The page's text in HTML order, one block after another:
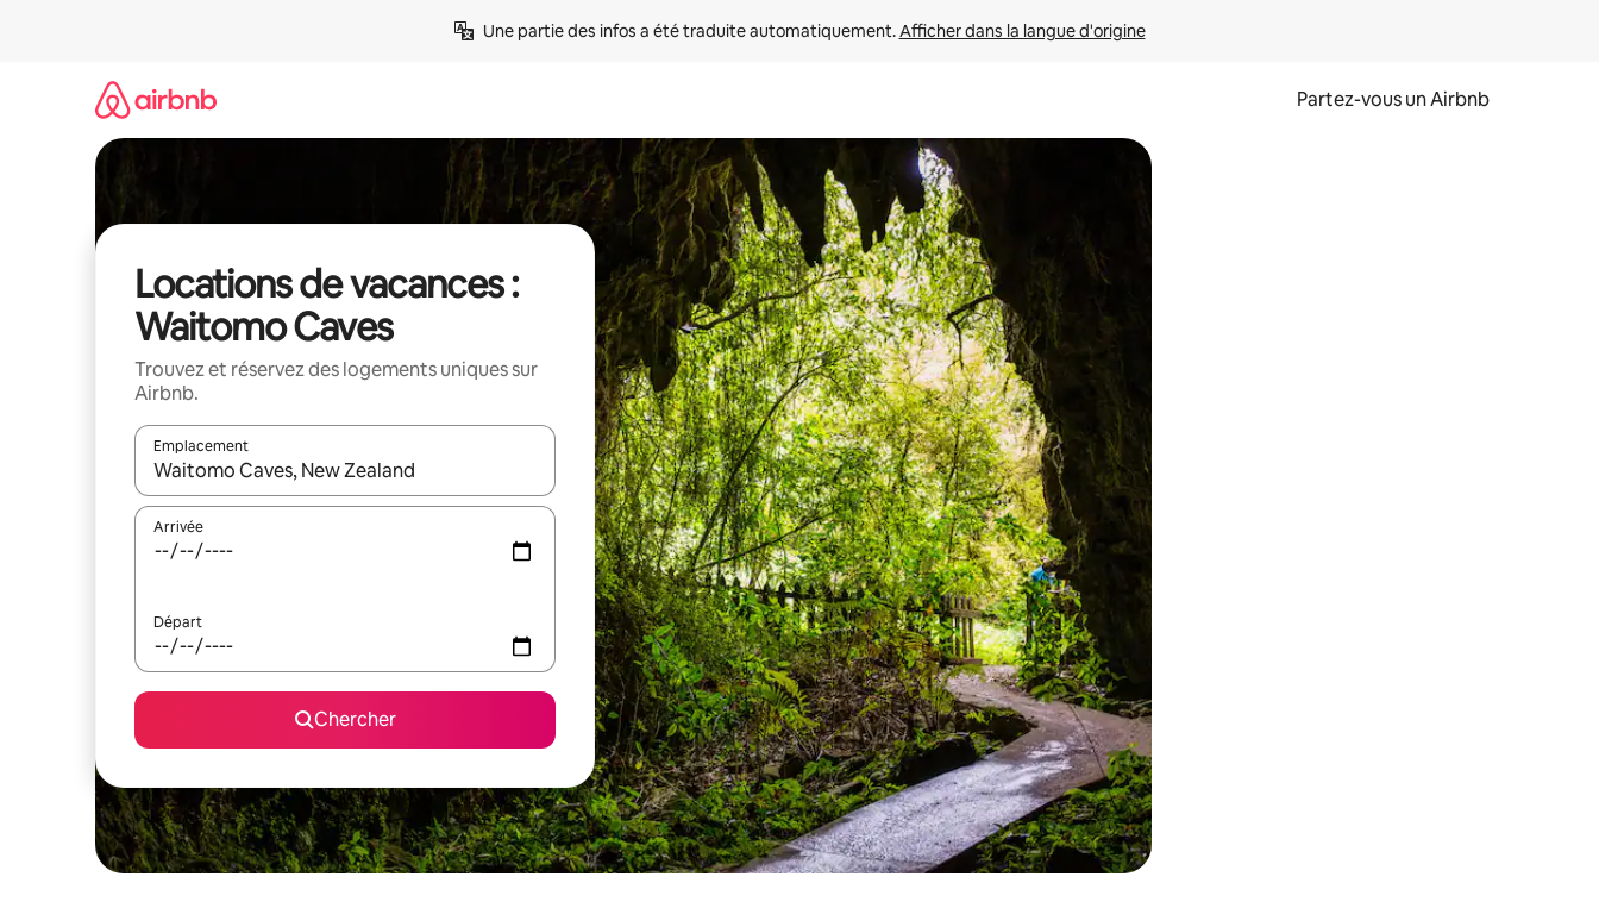
Une partie des infos a été traduite automatiquement. Afficher dans la langue d'origine
Partez-vous un Airbnb
Locations de vacances :
Waitomo Caves
Trouvez et réservez des logements uniques sur
Airbnb.
Emplacement
Quand les résultats sont affichés, parcourez-les en utilisant les flèches vers le haut et vers le bas, ou en appuyant dessus et en les faisant glisser.
Arrivée
Départ
Chercher